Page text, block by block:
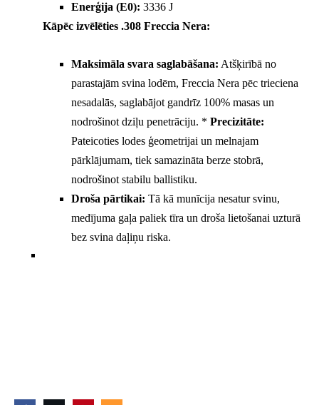
Enerģija (E0): 3336 J
Kāpēc izvēlēties .308 Freccia Nera:
Maksimāla svara saglabāšana: Atšķirībā no
parastajām svina lodēm, Freccia Nera pēc trieciena
nesadalās, saglabājot gandrīz 100% masas un
nodrošinot dziļu penetrāciju. * Precizitāte:
Pateicoties lodes ģeometrijai un melnajam
pārklājumam, tiek samazināta berze stobrā,
nodrošinot stabilu ballistiku.
Droša pārtikai: Tā kā munīcija nesatur svinu,
medījuma gaļa paliek tīra un droša lietošanai uzturā
bez svina daļiņu riska.